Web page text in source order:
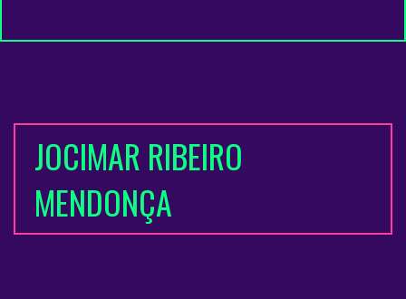
JOCIMAR RIBEIRO
MENDONÇA